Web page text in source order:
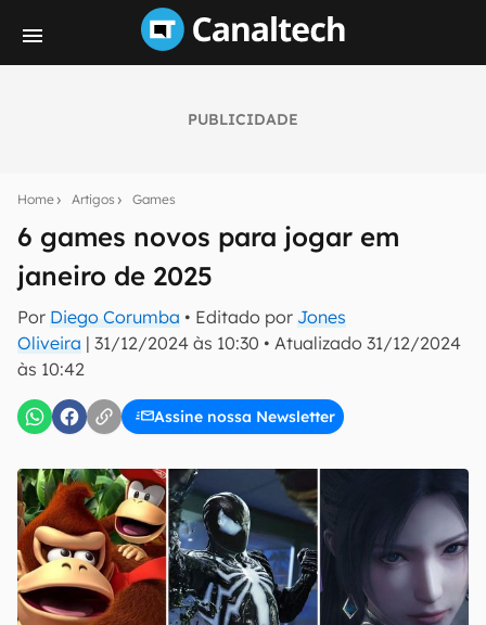
PUBLICIDADE
Home Artigos Games
6 games novos para jogar em
janeiro de 2025
Por Diego Corumba • Editado por Jones
Oliveira | 31/12/2024 às 10:30 • Atualizado 31/12/2024
às 10:42
Assine nossa Newsletter
notícias e reviews sobre tecnologia em primeira
E-mail
Confirmo que li, aceito e concordo com os